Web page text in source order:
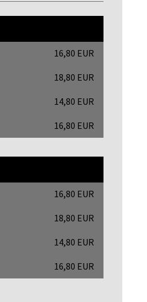
16,80 EUR
18,80 EUR
14,80 EUR
16,80 EUR
16,80 EUR
18,80 EUR
14,80 EUR
16,80 EUR